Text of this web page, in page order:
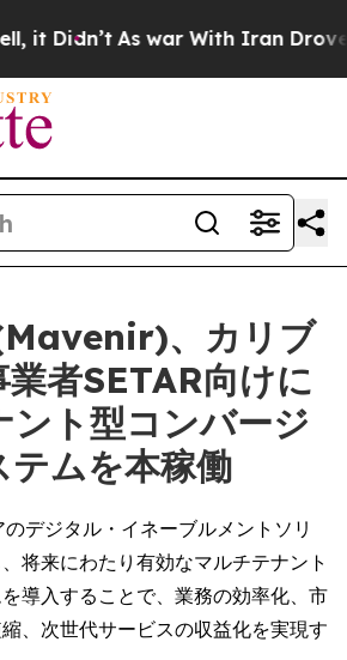
As war With Iran Drove oil
、カリブ
者SETAR向けに
ント型コンバージ
テムを本稼働
デジタル・イネーブルメントソリ
将来にわたり有効なマルチテナント
導入することで、業務の効率化、市
、次世代サービスの収益化を実現す